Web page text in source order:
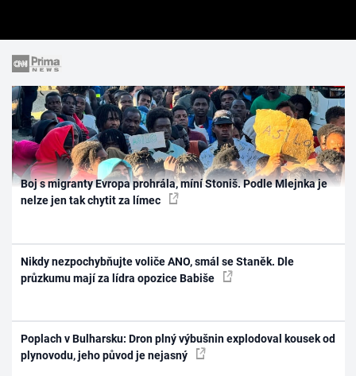
Boj s migranty Evropa prohrála, míní Stoniš. Podle Mlejnka je
nelze jen tak chytit za límec
Nikdy nezpochybňujte voliče ANO, smál se Staněk. Dle
průzkumu mají za lídra opozice Babiše
Poplach v Bulharsku: Dron plný výbušnin explodoval kousek od
plynovodu, jeho původ je nejasný